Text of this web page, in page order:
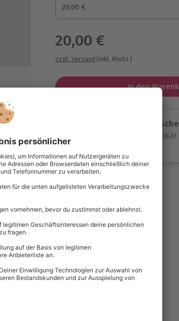
Gutscheinbetrag
20,00 €
20,00 €
zzgl. Versand (inkl. MwSt.)
In den
Immer das passende
Große Auswahl, volle
maximale Sicherheit
Große Auswahl
Über 9.000 unvergessliche
Erlebnisse.
Volle Flexibilität
Maximale Sicherheit